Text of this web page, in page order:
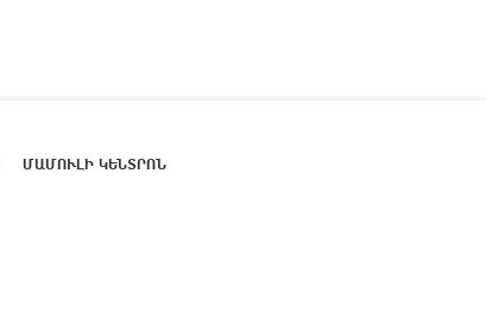
ՄԱՄՈՒԼԻ ԿԵՆՏՐՈՆ